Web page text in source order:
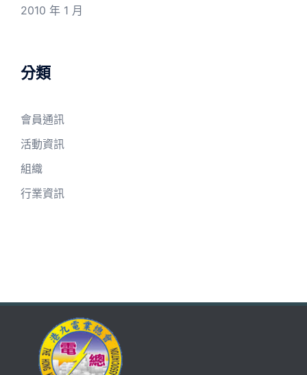
2010 年 1 月
分類
會員通訊
活動資訊
組織
行業資訊